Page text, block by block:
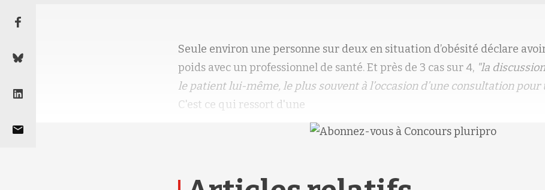
Seule environ une personne sur deux en situation d’obésité déclare
poids avec un professionnel de santé. Et près de 3 cas sur 4, "la
le patient lui-même, le plus souvent à l’occasion d’une consultation
C'est ce qui ressort d'une